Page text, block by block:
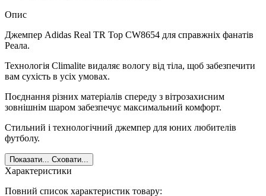
Опис
Джемпер Adidas Real TR Top CW8654 для справжніх фанатів
Реала.
Технологія Climalite видаляє вологу від тіла, щоб забезпечити
вам сухість в усіх умовах.
Поєднання різних матеріалів спереду з вітрозахисним
зовнішнім шаром забезпечує максимальний комфорт.
Стильний і технологічний джемпер для юних любителів
футболу.
Показати... Сховати...
Характеристики
Повний список характеристик товару: